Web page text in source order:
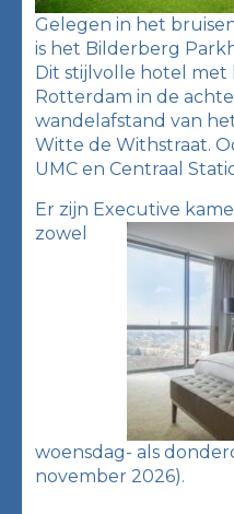
Gelegen in het
is het Bilderberg
Dit stijlvolle hotel
Rotterdam in de
wandelafstand van
Witte de Withstraat.
UMC en Centraal
Er zijn Executive
zowel
woensdag- als
november 2026).